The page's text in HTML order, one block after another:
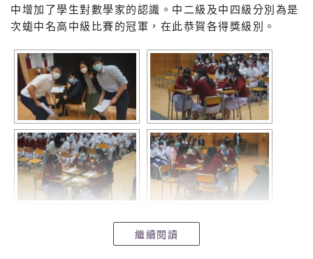
中增加了學生對數學家的認識。中二級及中四級分別為是
次蛖中名高中級比賽的冠軍，在此恭賀各得獎級別。
繼續閱讀